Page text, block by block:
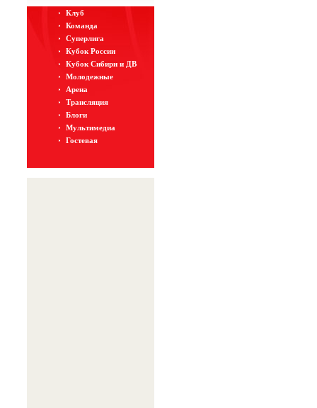
Клуб
Команда
Суперлига
Кубок России
Кубок Сибири и ДВ
Молодежные
Арена
Трансляция
Блоги
Мультимедиа
Гостевая